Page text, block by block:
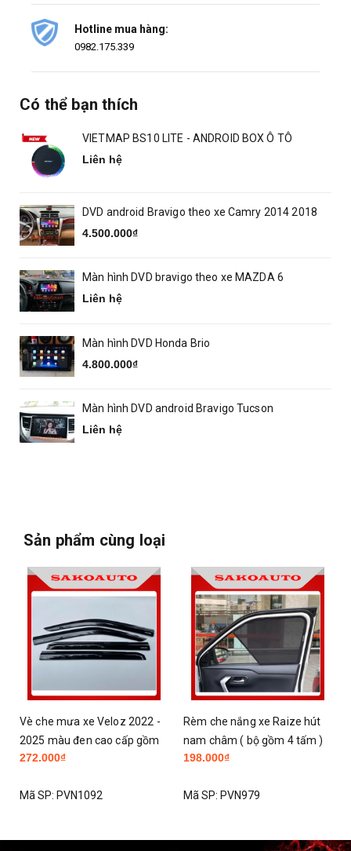
Hotline mua hàng:
0982.175.339
Có thể bạn thích
VIETMAP BS10 LITE - ANDROID BOX Ô TÔ
Liên hệ
DVD android Bravigo theo xe Camry 2014 2018
4.500.000₫
Màn hình DVD bravigo theo xe MAZDA 6
Liên hệ
Màn hình DVD Honda Brio
4.800.000₫
Màn hình DVD android Bravigo Tucson
Liên hệ
Sản phẩm cùng loại
Rèm che nắng xe Raize hút
nam châm ( bộ gồm 4 tấm )
2021 - 2024
198.000₫
Mã SP:PVN979
Gập gương Vios, Camry,
Fortuner, Hilux,| Tự Động Gập
Gương Xe ô tô | Chỉ lắp cho xe
350.000₫
Mã SP:PVN846